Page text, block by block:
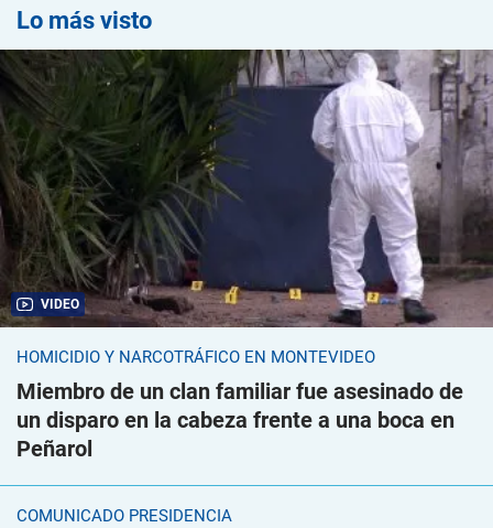
Lo más visto
VIDEO
HOMICIDIO Y NARCOTRÁFICO EN MONTEVIDEO
Miembro de un clan familiar fue asesinado de
un disparo en la cabeza frente a una boca en
Peñarol
COMUNICADO PRESIDENCIA